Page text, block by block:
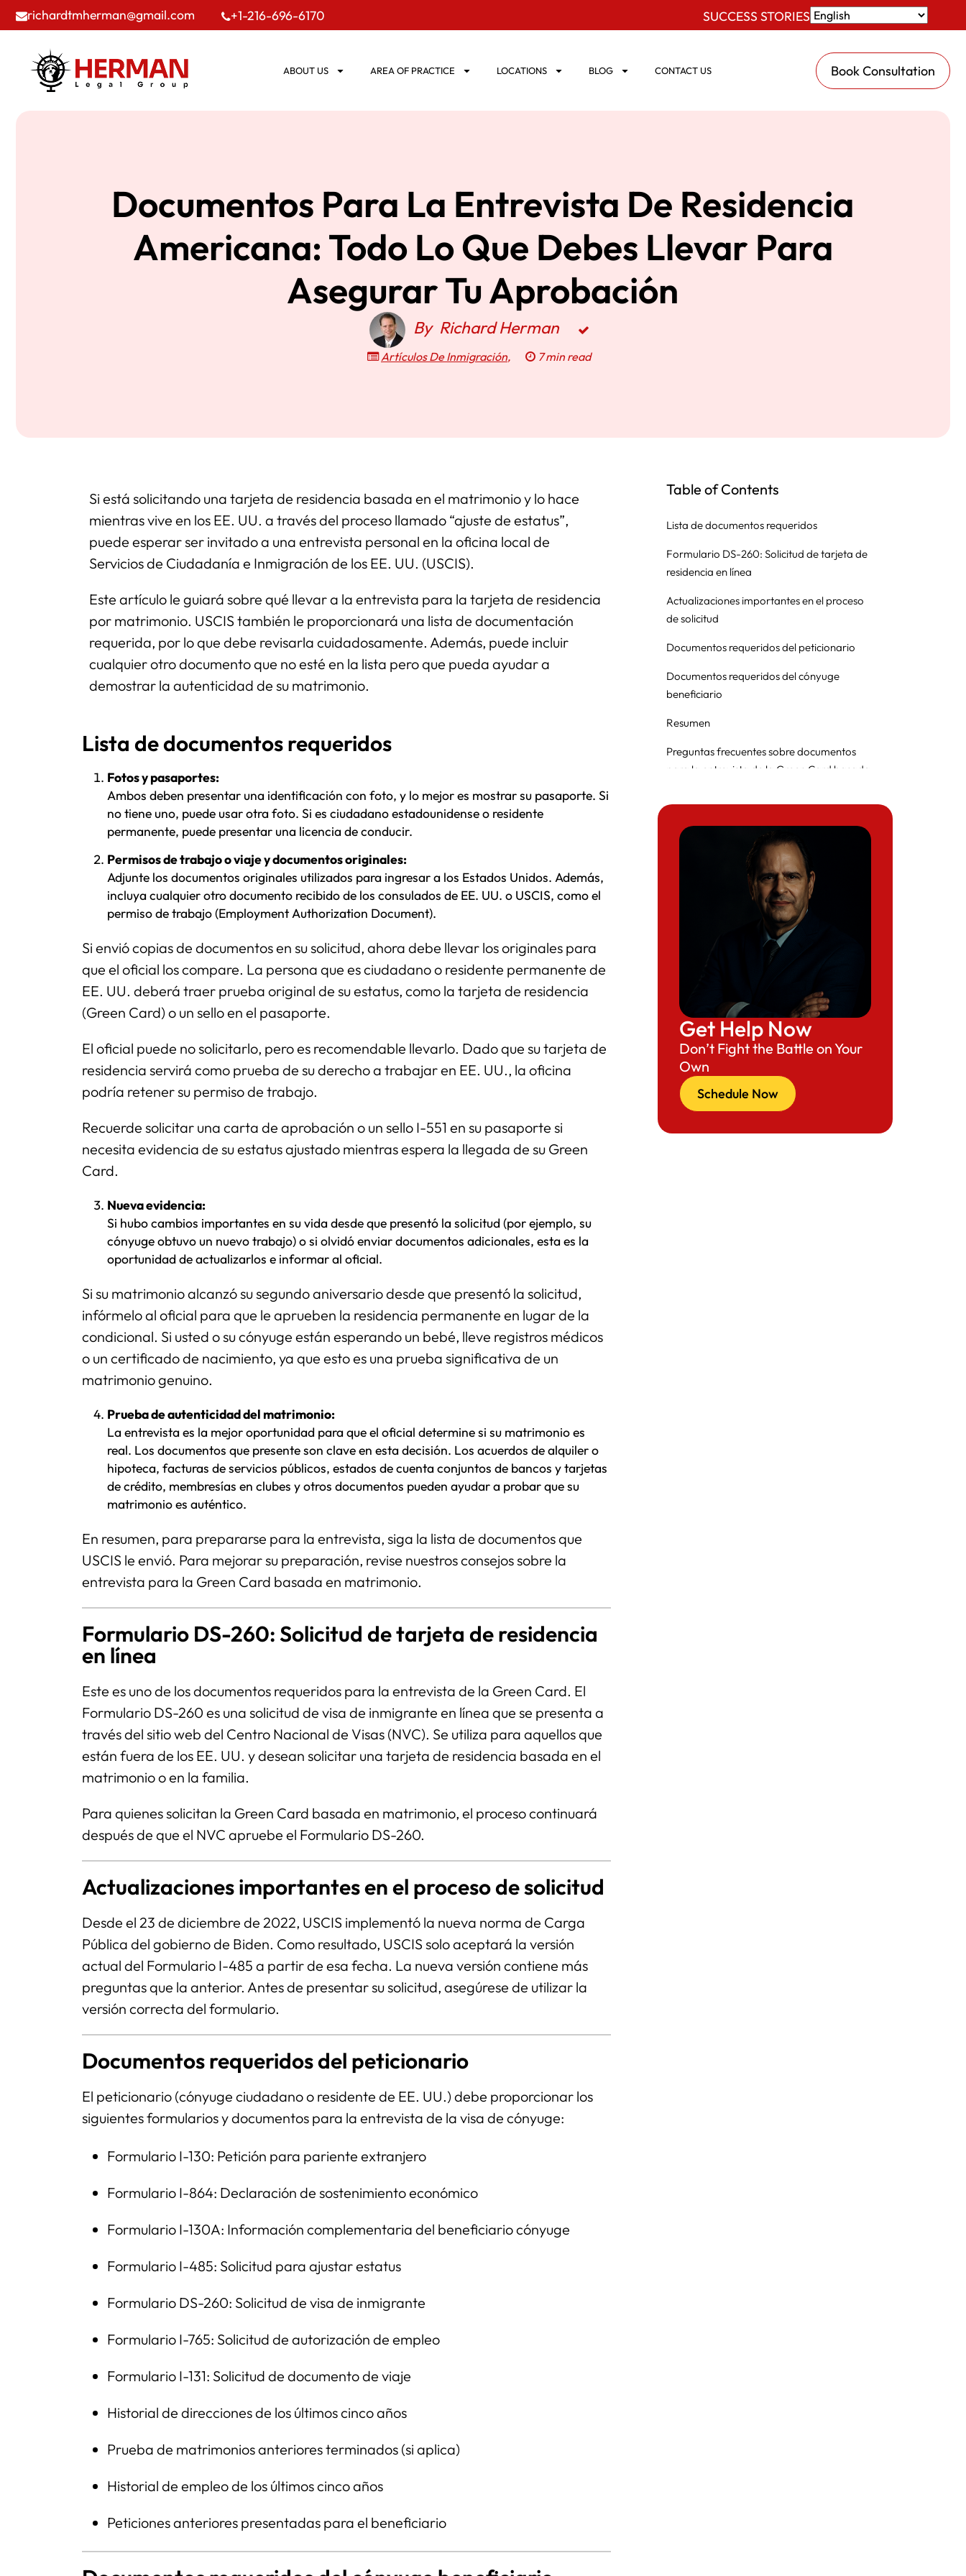
richardtmherman@gmail.com +1-216-696-6170 SUCCESS STORIES
ABOUT US AREA OF PRACTICE LOCATIONS BLOG CONTACT US Book Consultation
Documentos Para La Entrevista De Residencia
Americana: Todo Lo Que Debes Llevar Para
Asegurar Tu Aprobación
By Richard Herman
Artículos De Inmigración, 7 min read
Si está solicitando una tarjeta de residencia basada en el matrimonio y lo hace
mientras vive en los EE. UU. a través del proceso llamado “ajuste de estatus”,
puede esperar ser invitado a una entrevista personal en la oficina local de
Servicios de Ciudadanía e Inmigración de los EE. UU. (USCIS).
Este artículo le guiará sobre qué llevar a la entrevista para la tarjeta de residencia
por matrimonio. USCIS también le proporcionará una lista de documentación
requerida, por lo que debe revisarla cuidadosamente. Además, puede incluir
cualquier otro documento que no esté en la lista pero que pueda ayudar a
demostrar la autenticidad de su matrimonio.
Lista de documentos requeridos
Fotos y pasaportes:
Ambos deben presentar una identificación con foto, y lo mejor es mostrar su pasaporte. Si
no tiene uno, puede usar otra foto. Si es ciudadano estadounidense o residente
permanente, puede presentar una licencia de conducir.
Permisos de trabajo o viaje y documentos originales:
Adjunte los documentos originales utilizados para ingresar a los Estados Unidos. Además,
incluya cualquier otro documento recibido de los consulados de EE. UU. o USCIS, como el
permiso de trabajo (Employment Authorization Document).
Si envió copias de documentos en su solicitud, ahora debe llevar los originales para
que el oficial los compare. La persona que es ciudadano o residente permanente de
EE. UU. deberá traer prueba original de su estatus, como la tarjeta de residencia
(Green Card) o un sello en el pasaporte.
El oficial puede no solicitarlo, pero es recomendable llevarlo. Dado que su tarjeta de
residencia servirá como prueba de su derecho a trabajar en EE. UU., la oficina
podría retener su permiso de trabajo.
Recuerde solicitar una carta de aprobación o un sello I-551 en su pasaporte si
necesita evidencia de su estatus ajustado mientras espera la llegada de su Green
Card.
Nueva evidencia:
Si hubo cambios importantes en su vida desde que presentó la solicitud (por ejemplo, su
cónyuge obtuvo un nuevo trabajo) o si olvidó enviar documentos adicionales, esta es la
oportunidad de actualizarlos e informar al oficial.
Si su matrimonio alcanzó su segundo aniversario desde que presentó la solicitud,
infórmelo al oficial para que le aprueben la residencia permanente en lugar de la
condicional. Si usted o su cónyuge están esperando un bebé, lleve registros médicos
o un certificado de nacimiento, ya que esto es una prueba significativa de un
matrimonio genuino.
Prueba de autenticidad del matrimonio:
La entrevista es la mejor oportunidad para que el oficial determine si su matrimonio es
real. Los documentos que presente son clave en esta decisión. Los acuerdos de alquiler o
hipoteca, facturas de servicios públicos, estados de cuenta conjuntos de bancos y tarjetas
de crédito, membresías en clubes y otros documentos pueden ayudar a probar que su
matrimonio es auténtico.
En resumen, para prepararse para la entrevista, siga la lista de documentos que
USCIS le envió. Para mejorar su preparación, revise nuestros consejos sobre la
entrevista para la Green Card basada en matrimonio.
Formulario DS-260: Solicitud de tarjeta de residencia
en línea
Este es uno de los documentos requeridos para la entrevista de la Green Card. El
Formulario DS-260 es una solicitud de visa de inmigrante en línea que se presenta a
través del sitio web del Centro Nacional de Visas (NVC). Se utiliza para aquellos que
están fuera de los EE. UU. y desean solicitar una tarjeta de residencia basada en el
matrimonio o en la familia.
Para quienes solicitan la Green Card basada en matrimonio, el proceso continuará
después de que el NVC apruebe el Formulario DS-260.
Actualizaciones importantes en el proceso de solicitud
Desde el 23 de diciembre de 2022, USCIS implementó la nueva norma de Carga
Pública del gobierno de Biden. Como resultado, USCIS solo aceptará la versión
actual del Formulario I-485 a partir de esa fecha. La nueva versión contiene más
preguntas que la anterior. Antes de presentar su solicitud, asegúrese de utilizar la
versión correcta del formulario.
Documentos requeridos del peticionario
El peticionario (cónyuge ciudadano o residente de EE. UU.) debe proporcionar los
siguientes formularios y documentos para la entrevista de la visa de cónyuge:
Formulario I-130: Petición para pariente extranjero
Formulario I-864: Declaración de sostenimiento económico
Formulario I-130A: Información complementaria del beneficiario cónyuge
Formulario I-485: Solicitud para ajustar estatus
Formulario DS-260: Solicitud de visa de inmigrante
Formulario I-765: Solicitud de autorización de empleo
Formulario I-131: Solicitud de documento de viaje
Historial de direcciones de los últimos cinco años
Prueba de matrimonios anteriores terminados (si aplica)
Historial de empleo de los últimos cinco años
Peticiones anteriores presentadas para el beneficiario
Table of Contents
Lista de documentos requeridos
Formulario DS-260: Solicitud de tarjeta de
residencia en línea
Actualizaciones importantes en el proceso
de solicitud
Documentos requeridos del peticionario
Documentos requeridos del cónyuge
beneficiario
Resumen
Preguntas frecuentes sobre documentos
para la entrevista de la Green Card basada
Get Help Now
Don’t Fight the Battle on Your
Own
Schedule Now